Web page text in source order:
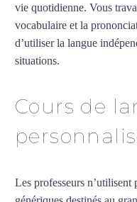
vie quotidienne. Vous
vocabulaire et la
d’utiliser la langue
situations.
Cours de
Les professeurs n’utilisent